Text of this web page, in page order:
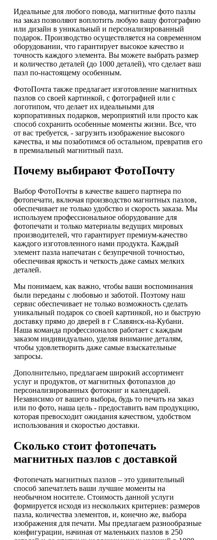
Идеальные для любого повода, магнитные фото пазлы
на заказ позволяют воплотить любую вашу фотографию
или дизайн в уникальный и персонализированный
подарок. Производство осуществляется на современном
оборудовании, что гарантирует высокое качество и
точность каждого элемента. Вы можете выбрать размер
и количество деталей (до 1000 деталей), что сделает ваш
пазл по-настоящему особенным.
ФотоПочта также предлагает изготовление магнитных
пазлов со своей картинкой, с фотографией или с
логотипом, что делает их идеальными для
корпоративных подарков, мероприятий или просто как
способ сохранить особенные моменты жизни. Все, что
от вас требуется, - загрузить изображение высокого
качества, и мы позаботимся об остальном, превратив его
в премиальный магнитный пазл.
Почему выбирают ФотоПочту
Выбор ФотоПочты в качестве вашего партнера по
фотопечати, включая производство магнитных пазлов,
обеспечивает не только удобство и скорость заказа. Мы
используем профессиональное оборудование для
фотопечати и только материалы ведущих мировых
производителей, что гарантирует премиум-качество
каждого изготовленного нами продукта. Каждый
элемент пазла напечатан с безупречной точностью,
обеспечивая яркость и четкость даже самых мелких
деталей.
Мы понимаем, как важно, чтобы ваши воспоминания
были переданы с любовью и заботой. Поэтому наш
сервис обеспечивает не только возможность сделать
уникальный подарок со своей картинкой, но и быструю
доставку прямо до дверей в г Славянск-на-Кубани.
Наша команда профессионалов работает с каждым
заказом индивидуально, уделяя внимание деталям,
чтобы удовлетворить даже самые взыскательные
запросы.
Дополнительно, предлагаем широкий ассортимент
услуг и продуктов, от магнитных фотопазлов до
персонализированных фотокниг и календарей.
Независимо от вашего выбора, будь то печать на заказ
или по фото, наша цель - предоставить вам продукцию,
которая превосходит ожидания качеством, удобством
использования и скоростью доставки.
Сколько стоит фотопечать
магнитных пазлов с доставкой
Фотопечать магнитных пазлов – это удивительный
способ запечатлеть ваши лучшие моменты на
необычном носителе. Стоимость данной услуги
формируется исходя из нескольких критериев: размеров
пазла, количества элементов, и, конечно же, выбора
изображения для печати. Мы предлагаем разнообразные
конфигурации, начиная от маленьких пазлов в 250